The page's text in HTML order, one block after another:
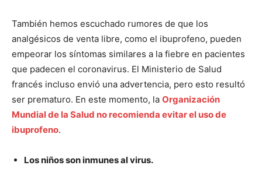
También hemos escuchado rumores de que los
analgésicos de venta libre, como el ibuprofeno, pueden
empeorar los síntomas similares a la fiebre en pacientes
que padecen el coronavirus. El Ministerio de Salud
francés incluso envió una advertencia, pero esto resultó
ser prematuro. En este momento, la Organización
Mundial de la Salud no recomienda evitar el uso de
ibuprofeno.
Los niños son inmunes al virus.